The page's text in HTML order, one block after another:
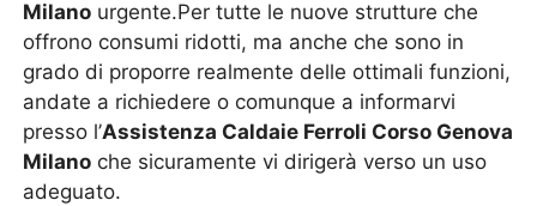
Milano urgente.Per tutte le nuove strutture che
offrono consumi ridotti, ma anche che sono in
grado di proporre realmente delle ottimali funzioni,
andate a richiedere o comunque a informarvi
presso l’Assistenza Caldaie Ferroli Corso Genova
Milano che sicuramente vi dirigerà verso un uso
adeguato.